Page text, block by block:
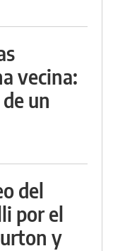
vecina:
un
del
por el
y